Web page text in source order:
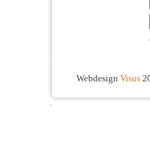
Webdesign Visus